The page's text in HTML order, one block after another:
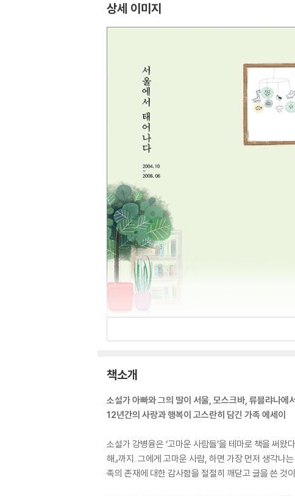
상세 이미지
책소개
소설가 아빠와 그의 딸이 서울, 모스크바, 류블랴나에
12년간의 사랑과 행복이 고스란히 담긴 가족 에세이
소설가 강병융은 ‘고마운 사람들’을 테마로 책을 써왔
해』까지. 그에게 고마운 사람, 하면 가장 먼저 생각
족의 존재에 대한 감사함을 절절히 깨닫고 글을 쓴 것